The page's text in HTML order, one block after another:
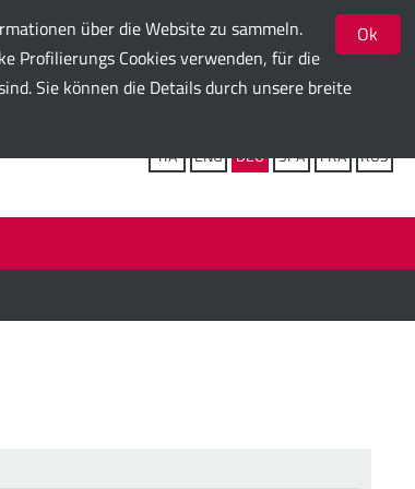
Ok
über die Website zu sammeln.
Profilierungs Cookies verwenden, für die
Sie können die Details durch unsere breite
ITA ENG DEU SPA FRA RUS